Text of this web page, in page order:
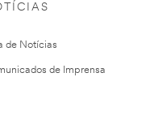
de Notícias
de Imprensa